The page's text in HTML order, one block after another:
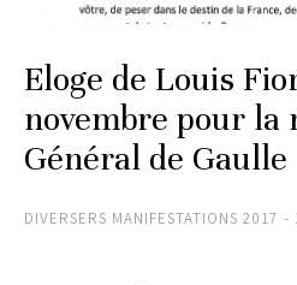
Eloge de Louis
novembre pour la
Général de Gaulle
DIVERSERS MANIFESTATIONS 2017